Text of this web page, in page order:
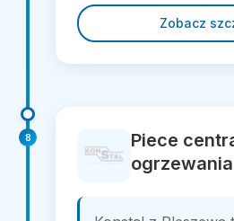
Zobacz
8
Piece